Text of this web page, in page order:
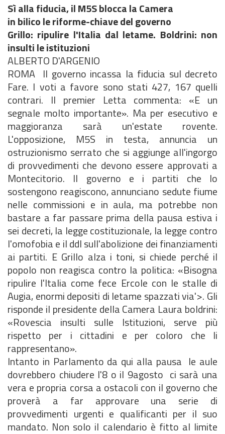
Sì alla fiducia, il M5S blocca la Camera
in bilico le riforme-chiave del governo
Grillo: ripulire l'Italia dal letame. Boldrini: non
insulti le istituzioni
ALBERTO D'ARGENIO
ROMA  Il governo incassa la fiducia sul decreto
Fare. I voti a favore sono stati 427, 167 quelli
contrari. Il premier Letta commenta: «E un
segnale molto importante». Ma per esecutivo e
maggioranza sarà un'estate rovente.
L'opposizione, M5S in testa, annuncia un
ostruzionismo serrato che si aggiunge all'ingorgo
di provvedimenti che devono essere approvati a
Montecitorio. Il governo e i partiti che lo
sostengono reagiscono, annunciano sedute fiume
nelle commissioni e in aula, ma potrebbe non
bastare a far passare prima della pausa estiva i
sei decreti, la legge costituzionale, la legge contro
l'omofobia e il ddl sull'abolizione dei finanziamenti
ai partiti. E Grillo alza i toni, si chiede perché il
popolo non reagisca contro la politica: «Bisogna
ripulire l'Italia come fece Ercole con le stalle di
Augia, enormi depositi di letame spazzati via'>. Gli
risponde il presidente della Camera Laura boldrini:
«Rovescia insulti sulle Istituzioni, serve più
rispetto per i cittadini e per coloro che li
rappresentano».
Intanto in Parlamento da qui alla pausa  le aule
dovrebbero chiudere l'8 o il 9agosto  ci sarà una
vera e propria corsa a ostacoli con il governo che
proverà a far approvare una serie di
provvedimenti urgenti e qualificanti per il suo
mandato. Non solo il calendario è fitto al limite